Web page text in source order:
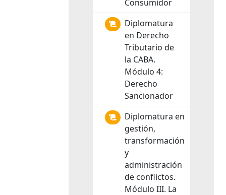
Consumidor
Diplomatura
en Derecho
Tributario de
la CABA.
Módulo 4:
Derecho
Sancionador
Diplomatura en
gestión,
transformación
y
administración
de conflictos.
Módulo III. La